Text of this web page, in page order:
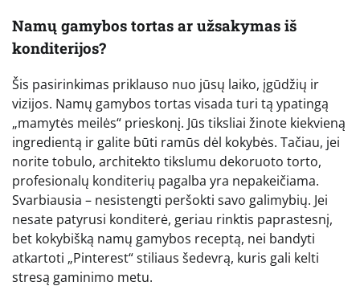
Namų gamybos tortas ar užsakymas iš
konditerijos?
Šis pasirinkimas priklauso nuo jūsų laiko, įgūdžių ir
vizijos. Namų gamybos tortas visada turi tą ypatingą
„mamytės meilės“ prieskonį. Jūs tiksliai žinote kiekvieną
ingredientą ir galite būti ramūs dėl kokybės. Tačiau, jei
norite tobulo, architekto tikslumu dekoruoto torto,
profesionalų konditerių pagalba yra nepakeičiama.
Svarbiausia – nesistengti peršokti savo galimybių. Jei
nesate patyrusi konditerė, geriau rinktis paprastesnį,
bet kokybišką namų gamybos receptą, nei bandyti
atkartoti „Pinterest“ stiliaus šedevrą, kuris gali kelti
stresą gaminimo metu.